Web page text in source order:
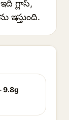
గ్లాస్,
ఇస్తుంది.
9.8g